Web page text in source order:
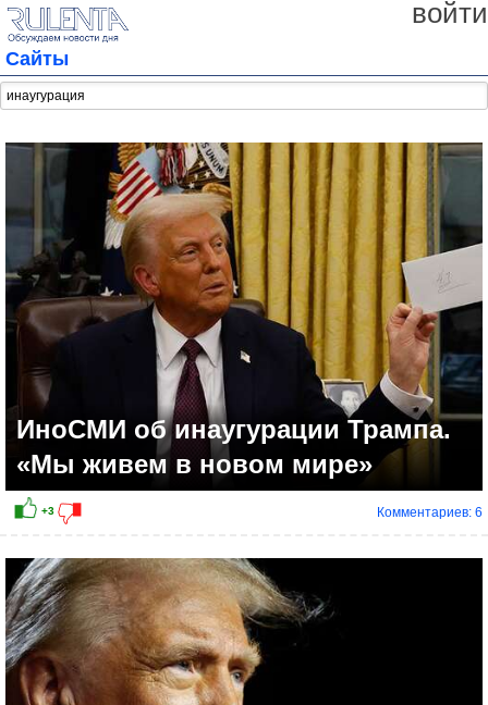
войти
Сайты
ИноСМИ об инаугурации Трампа.
«Мы живем в новом мире»
Комментариев: 6